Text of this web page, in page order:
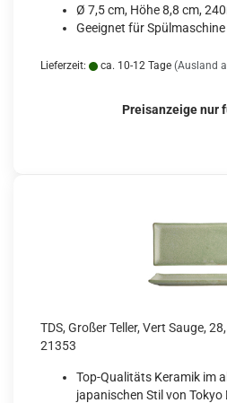
Ø 7,5 cm, Höhe 8,8 cm,
Geeignet für
Lieferzeit: ca. 10-12 Tage (Ausland
Preisanzeige nur
TDS, Großer Teller, Vert Sauge,
21353
Top-Qualitäts Keramik im
japanischen Stil von Tokyo